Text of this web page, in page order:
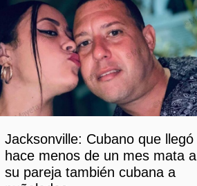
Jacksonville: Cubano que llegó
hace menos de un mes mata a
su pareja también cubana a